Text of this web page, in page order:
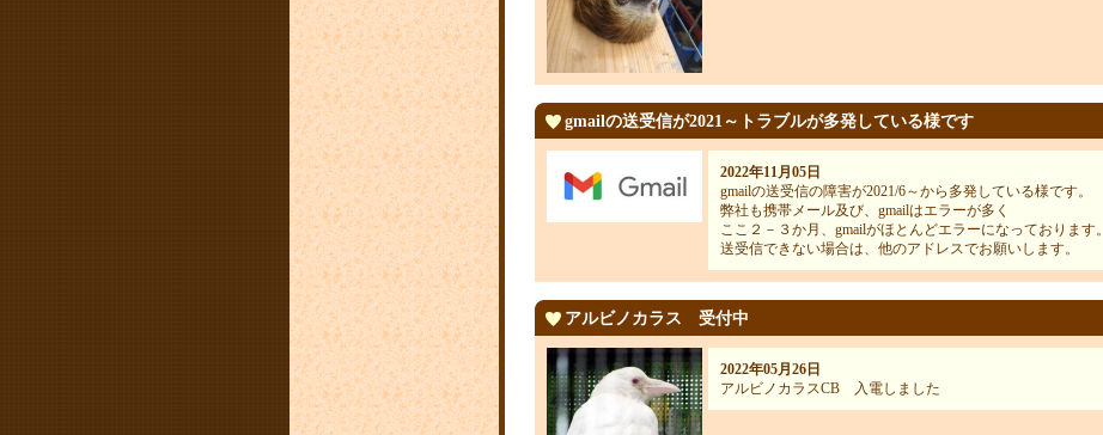
gmailの送受信が2021～トラブルが多発している様です
2022年11月05日
gmailの送受信の障害が2021/6～から多発している様です。
弊社も携帯メール及び、gmailはエラーが多く
ここ２－３か月、gmailがほとんどエラーになっております。
送受信できない場合は、他のアドレスでお願いします。
アルビノカラス 受付中
2022年05月26日
アルビノカラスCB 入電しました